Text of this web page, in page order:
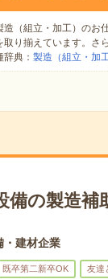
（組立・加工）のお
取り揃えています。さら
典： 製造（組立・加
備の製造補
・建材企業
既卒第二新卒OK 友達